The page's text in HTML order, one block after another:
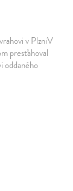
v PlzniV
presťahoval
oddaného